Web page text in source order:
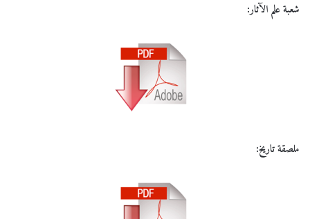
شعبة علم الآثار:
ملصقة تاريخ: